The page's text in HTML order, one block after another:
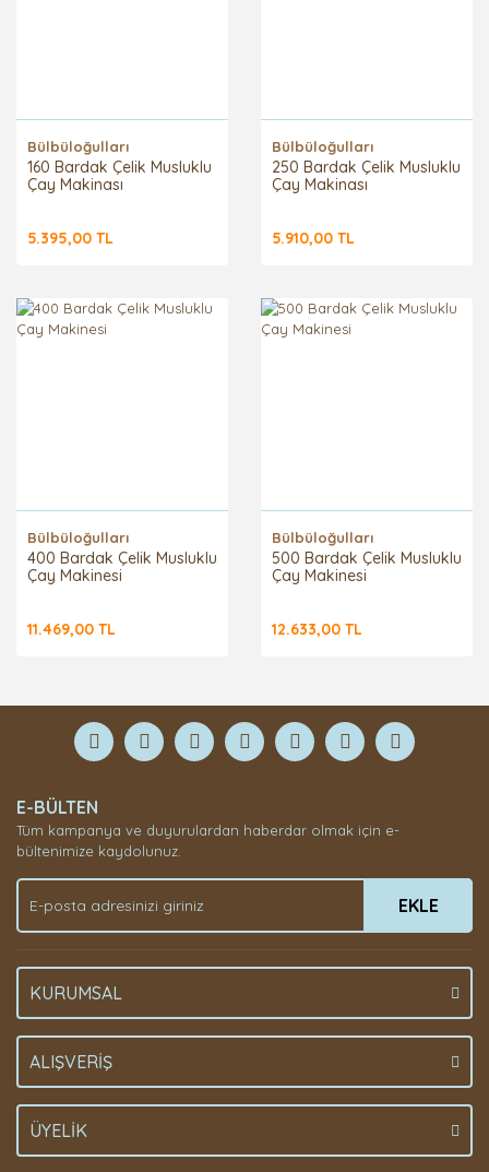
Bülbüloğulları
160 Bardak Çelik Musluklu
Çay Makinası
5.395,00 TL
Bülbüloğulları
250 Bardak Çelik Musluklu
Çay Makinası
5.910,00 TL
Bülbüloğulları
400 Bardak Çelik Musluklu
Çay Makinesi
11.469,00 TL
Bülbüloğulları
500 Bardak Çelik Musluklu
Çay Makinesi
12.633,00 TL
E-BÜLTEN
Tüm kampanya ve duyurulardan haberdar olmak için e-
bültenimize kaydolunuz.
EKLE
KURUMSAL
ALIŞVERİŞ
ÜYELİK